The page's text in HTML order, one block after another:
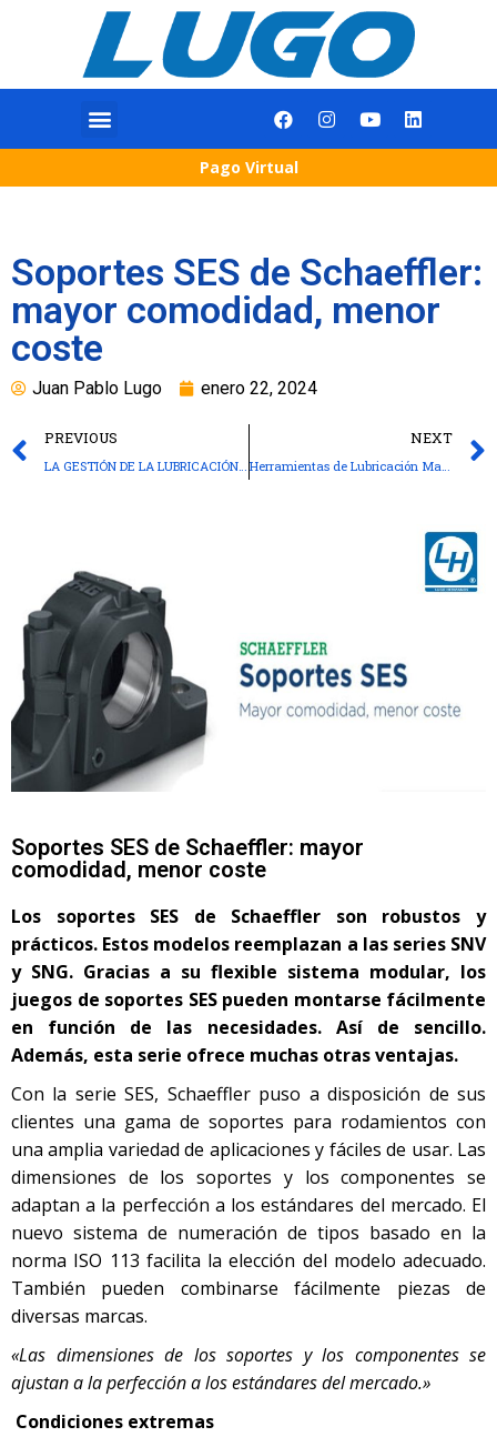
Pago Virtual
Soportes SES de Schaeffler:
mayor comodidad, menor
coste
Juan Pablo Lugo enero 22, 2024
PREVIOUS
LA GESTIÓN DE LA LUBRICACIÓN: EL CAMINO PARA MEJORAR EL RENDIMIENTO
NEXT
Herramientas de Lubricación Manual
Soportes SES de Schaeffler: mayor
comodidad, menor coste
Los soportes SES de Schaeffler son robustos y
prácticos. Estos modelos reemplazan a las series SNV
y SNG. Gracias a su flexible sistema modular, los
juegos de soportes SES pueden montarse fácilmente
en función de las necesidades. Así de sencillo.
Además, esta serie ofrece muchas otras ventajas.
Con la serie SES, Schaeffler puso a disposición de sus
clientes una gama de soportes para rodamientos con
una amplia variedad de aplicaciones y fáciles de usar. Las
dimensiones de los soportes y los componentes se
adaptan a la perfección a los estándares del mercado. El
nuevo sistema de numeración de tipos basado en la
norma ISO 113 facilita la elección del modelo adecuado.
También pueden combinarse fácilmente piezas de
diversas marcas.
«Las dimensiones de los soportes y los componentes se
ajustan a la perfección a los estándares del mercado.»
Condiciones extremas